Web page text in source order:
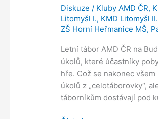
Diskuze / Kluby AMD ČR,
Litomyšl I., KMD Litomyšl II.
ZŠ Horní Heřmanice MŠ,
Letní tábor AMD ČR na
úkolů, které účastníky
hře. Což se nakonec
úkolů z „celotáborovky“,
táborníkům dostávají pod